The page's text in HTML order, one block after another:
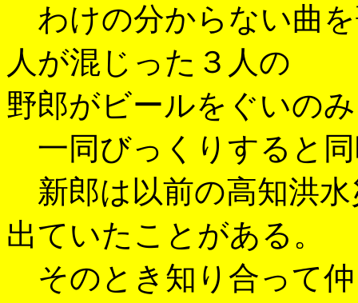
わけの分からない曲
人が混じった３人の
野郎がビールをぐいの
一同びっくりすると
新郎は以前の高知洪水
出ていたことがある。
そのとき知り合って